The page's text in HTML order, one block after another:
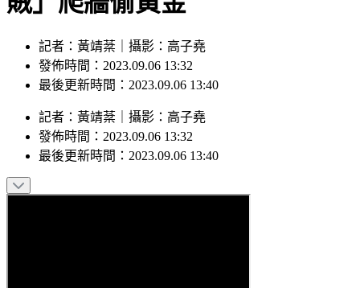
賊」爬牆偷黃金
記者：黃靖棻｜攝影：高子堯
發佈時間：2023.09.06 13:32
記者：黃靖棻｜攝影：高子堯
發佈時間：2023.09.06 13:32